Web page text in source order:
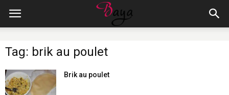
Tag: brik au poulet
Brik au poulet